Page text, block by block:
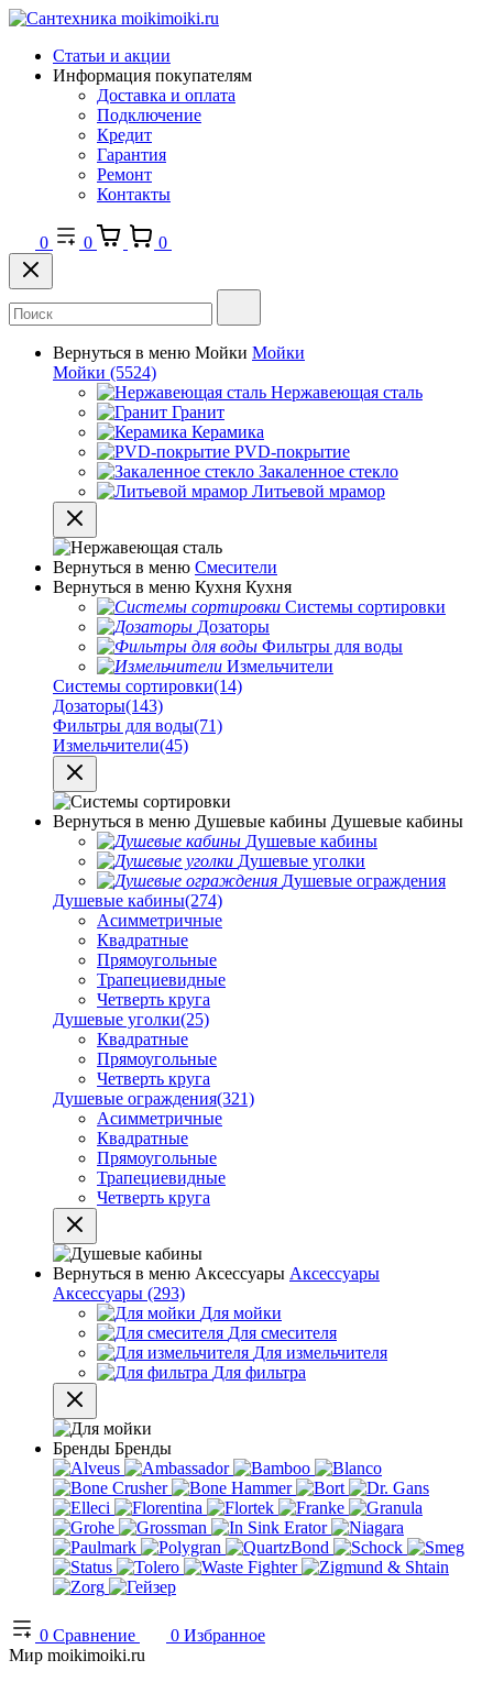
Статьи и акции
Информация покупателям
Доставка и оплата
Подключение
Кредит
Гарантия
Ремонт
Контакты
0 0 0
Вернуться в меню Мойки Мойки
Мойки (5524)
Нержавеющая сталь
Гранит
Керамика
PVD-покрытие
Закаленное стекло
Литьевой мрамор
Вернуться в меню Смесители
Вернуться в меню Кухня Кухня
Системы сортировки
Дозаторы
Фильтры для воды
Измельчители
Системы сортировки(14)
Дозаторы(143)
Фильтры для воды(71)
Измельчители(45)
Вернуться в меню Душевые кабины Душевые кабины
Душевые кабины
Душевые уголки
Душевые ограждения
Душевые кабины(274)
Асимметричные
Квадратные
Прямоугольные
Трапециевидные
Четверть круга
Душевые уголки(25)
Квадратные
Прямоугольные
Четверть круга
Душевые ограждения(321)
Асимметричные
Квадратные
Прямоугольные
Трапециевидные
Четверть круга
Вернуться в меню Аксессуары Аксессуары
Аксессуары (293)
Для мойки
Для смесителя
Для измельчителя
Для фильтра
Бренды Бренды
0 Сравнение 0 Избранное
Мир moikimoiki.ru